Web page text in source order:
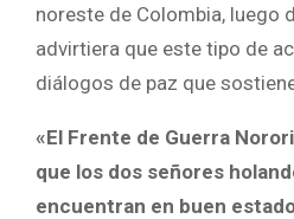
noreste de Colombia, luego
advirtiera que este tipo de
diálogos de paz que
«El Frente de Guerra
que los dos señores
encuentran en buen